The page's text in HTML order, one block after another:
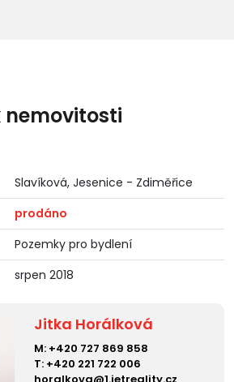
Slavíková, Jesenice - Zdiměřice
prodáno
Pozemky pro bydlení
srpen 2018
Jitka Horálková
M: +420 727 869 858
T: +420 221 722 006
horalkova@1.ietreality.cz